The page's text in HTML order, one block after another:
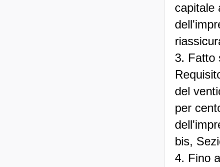
capitale
3. Fatto
del
per
bis,
4. Fino